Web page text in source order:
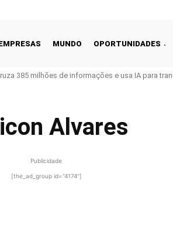
MUNDO OPORTUNIDADES
385 milhões de informações e usa IA para
Alvares
Publicidade
[the_ad_group id="4174"]